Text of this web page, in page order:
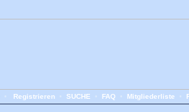
Registrieren• SUCHE FAQ Mitgliederliste